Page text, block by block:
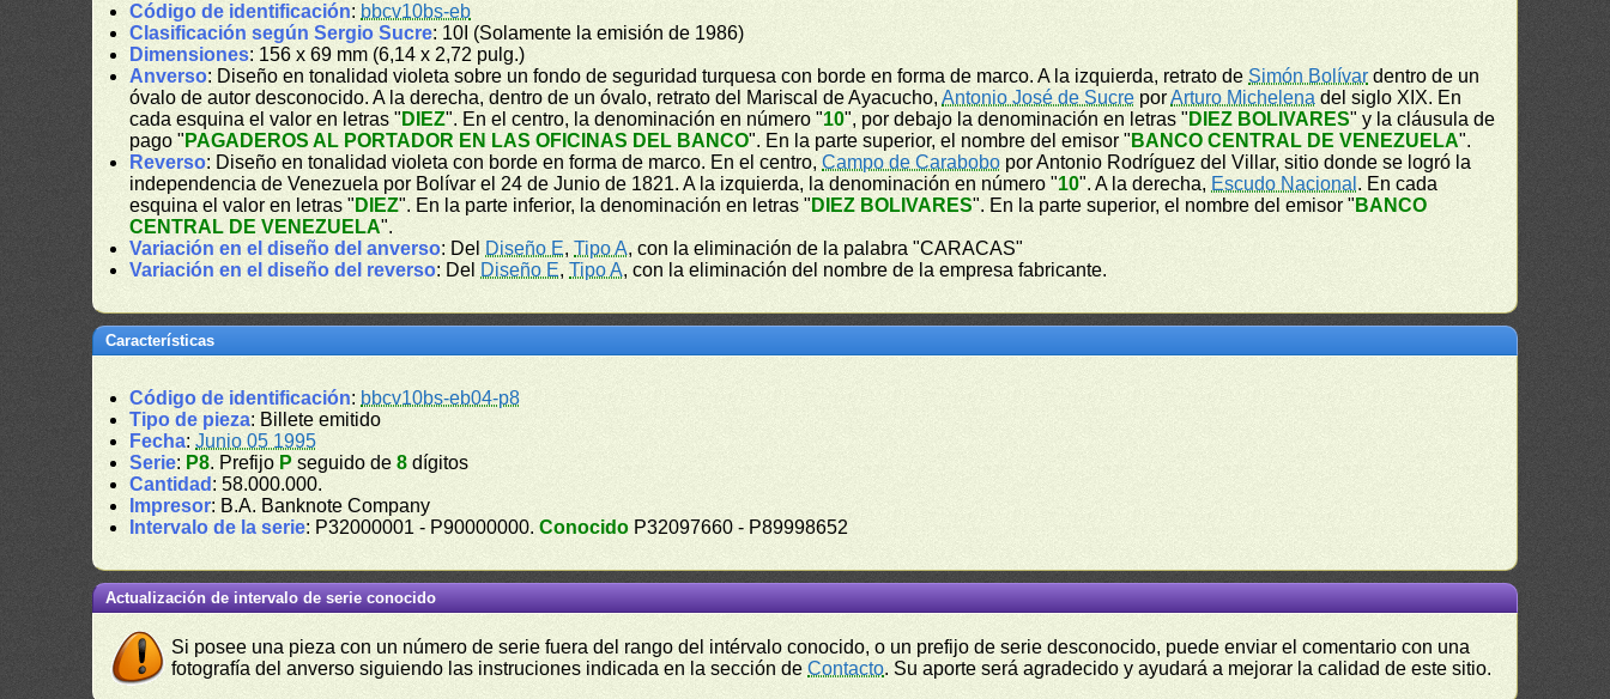
Código de identificación: bbcv10bs-eb
Clasificación según Sergio Sucre: 10I (Solamente la emisión de 1986)
Dimensiones: 156 x 69 mm (6,14 x 2,72 pulg.)
Anverso: Diseño en tonalidad violeta sobre un fondo de seguridad turquesa con borde en forma de marco. A la izquierda, retrato deSimón Bolívardentro de un
óvalo de autor desconocido. A la derecha, dentro de un óvalo, retrato del Mariscal de Ayacucho,Antonio José de Sucre porArturo Michelena del siglo XIX. En
cada esquina el valor en letras " DIEZ". En el centro, la denominación en número "10", por debajo la denominación en letras " DIEZ BOLIVARES" y la cláusula de
pago " PAGADEROS AL PORTADOR EN LAS OFICINAS DEL BANCO". En la parte superior, el nombre del emisor " BANCO CENTRAL DE VENEZUELA".
Reverso: Diseño en tonalidad violeta con borde en forma de marco. En el centro,Campo de Carabobo por Antonio Rodríguez del Villar, sitio donde se logró la
independencia de Venezuela por Bolívar el 24 de Junio de 1821. A la izquierda, la denominación en número "10". A la derecha, Escudo Nacional . En cada
esquina el valor en letras " DIEZ". En la parte inferior, la denominación en letras " DIEZ BOLIVARES". En la parte superior, el nombre del emisor " BANCO
CENTRAL DE VENEZUELA".
Variación en el diseño del anverso: Del Diseño E,Tipo A, con la eliminación de la palabra "CARACAS"
Variación en el diseño del reverso: Del Diseño E,Tipo A, con la eliminación del nombre de la empresa fabricante.
Características
Código de identificación: bbcv10bs-eb04-p8
Tipo de pieza: Billete emitido
Fecha:Junio 05 1995
Serie: P8. Prefijo P seguido de8 dígitos
Cantidad : 58.000.000.
Impresor: B.A. Banknote Company
Intervalo de la serie: P32000001 - P90000000.Conocido P32097660 - P89998652
Actualización de intervalo de serie conocido
Si posee una pieza con un número de serie fuera del rango del intérvalo conocido, o un prefijo de serie desconocido, puede enviar el comentario con una
fotografía del anverso siguiendo las instruciones indicada en la sección deContacto. Su aporte será agradecido y ayudará a mejorar la calidad de este sitio.